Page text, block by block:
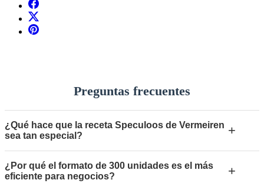
Preguntas frecuentes
¿Qué hace que la receta Speculoos de Vermeiren
sea tan especial?
+
¿Por qué el formato de 300 unidades es el más
eficiente para negocios?
+